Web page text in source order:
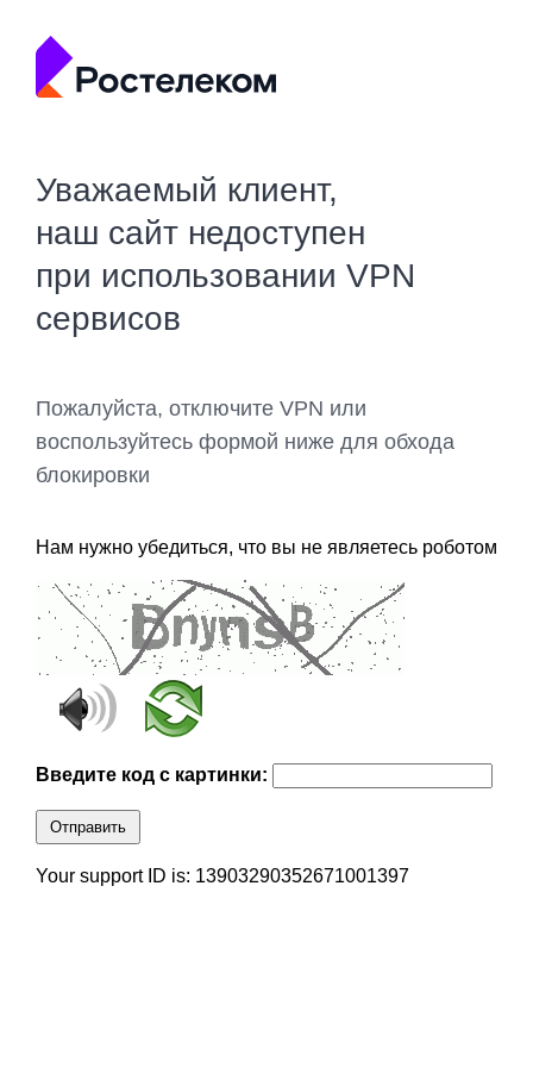
Уважаемый клиент,
наш сайт недоступен
при использовании VPN
сервисов
Пожалуйста, отключите VPN или
воспользуйтесь формой ниже для обхода
блокировки
Нам нужно убедиться, что вы не являетесь роботом
Введите код с картинки:
Отправить
Your support ID is: 13903290352671001397